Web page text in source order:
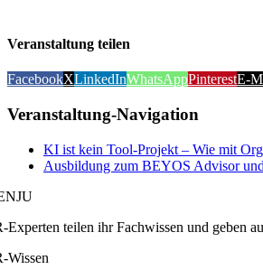
Veranstaltung teilen
FacebookXLinkedInWhatsAppPinterestE-
Veranstaltung-Navigation
KI ist kein Tool‑Projekt – Wie mit
Ausbildung zum BEYOS Advisor
Experten teilen ihr Fachwissen und geben
Wissen